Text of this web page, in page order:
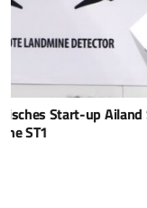
Saab erhält